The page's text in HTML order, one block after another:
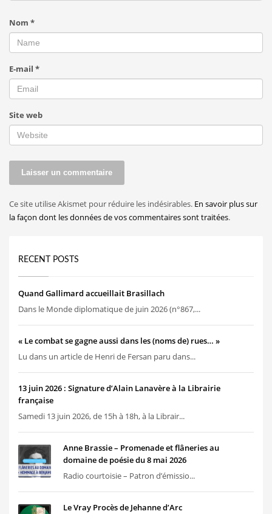
Nom *
E-mail *
Site web
Ce site utilise Akismet pour réduire les indésirables. En savoir plus sur
la façon dont les données de vos commentaires sont traitées.
RECENT POSTS
Quand Gallimard accueillait Brasillach
Dans le Monde diplomatique de juin 2026 (n°867,...
« Le combat se gagne aussi dans les (noms de) rues… »
Lu dans un article de Henri de Fersan paru dans...
13 juin 2026 : Signature d’Alain Lanavère à la Librairie
française
Samedi 13 juin 2026, de 15h à 18h, à la Librair...
Anne Brassie – Promenade et flâneries au
domaine de poésie du 8 mai 2026
Radio courtoisie – Patron d’émissio...
Le Vray Procès de Jehanne d’Arc